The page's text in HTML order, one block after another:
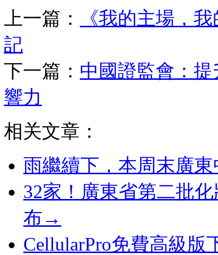
上一篇：
《我的主場，
記
下一篇： 中國證監會：
響力
相关文章：
雨繼續下，本周末廣
32家！廣東省第二批
布→
CellularPro免費高級版